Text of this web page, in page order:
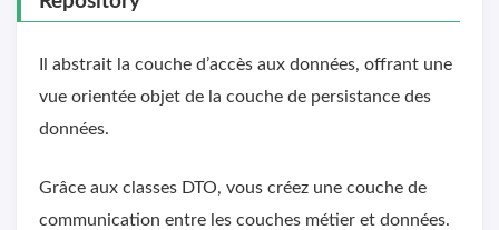
Il abstrait la couche d’accès aux données, offrant une
vue orientée objet de la couche de persistance des
données.
Grâce aux classes DTO, vous créez une couche de
communication entre les couches métier et données.